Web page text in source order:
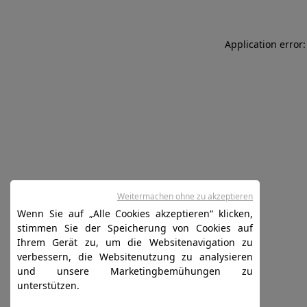
Application
Wenn Sie auf „Alle Cookies akzeptieren“ klicken,
stimmen Sie der Speicherung von Cookies auf
Ihrem Gerät zu, um die Websitenavigation zu
verbessern, die Websitenutzung zu analysieren
und unsere Marketingbemühungen zu
unterstützen.
Weitermachen ohne zu akzeptieren